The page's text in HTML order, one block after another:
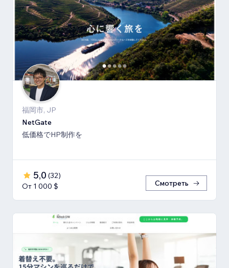
福岡市, JP
NetGate
低価格でHP制作を
5,0 (32)
От 1 000 $
Смотреть